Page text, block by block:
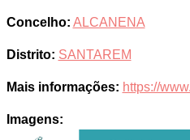
Concelho: ALCANENA
Distrito: SANTAREM
Mais informações: https://
Imagens: